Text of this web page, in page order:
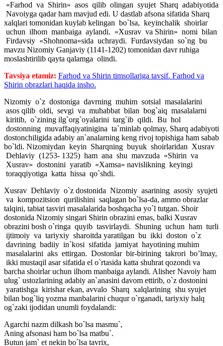
«Farhod va Shirin» asos qilib olingan syujet Sharq adabiyotida
Navoiyga qadar ham mavjud edi. U dastlab afsona sifatida Sharq
xalqlari tomonidan kuylab kelingan bo`lsa, keyinchalik shoirlar
uchun ilhom manbaiga aylandi. «Xusrav va Shirin» nomi bilan
Firdavsiy «Shohnoma»sida uchraydi. Furdavsiydan so`ng bu
mavzu Nizomiy Ganjaviy (1141-1202) tomonidan davr ruhiga
moslashtirilib qayta qalamga olindi.
Tavsiya etamiz: Farhod va Shirin timsollariga tavsif. Farhod va
Shirin obrazlari haqida insho.
Nizomiy o`z dostoniga davrning muhim sotsial masalalarini
asos qilib oldi, sevgi va muhabbat bilan bog`aiq masalalarni
kiritib, o`zining ilg`org`oyalarini targ`ib qildi. Bu hol
dostonning muvaffaqiyatinigina ta`minlab qolmay, Sharq adabiyoti
dostonchiligida adabiy an`analarning keng rivoj topishiga ham sabab
bo`ldi. Nizomiydan keyin Sharqning buyuk shoirlaridan Xusrav
Dehlaviy (1253- 1325) ham ana shu mavzuda «Shirin va
Xusrav» dostonini yaratib «Xamsa» navislikning keyingi
toraqqiyotiga katta hissa qo`shdi.
Xusrav Dehlaviy o`z dostonida Nizomiy asarining asosiy syujeti
va kompozitsion qurilishini saqlagan bo`lsa-da, ammo obrazlar
talqini, tabiat tasviri masalalarida boshqacha yo`l tutgan. Shoir
dostonida Nizomiy singari Shirin obrazini emas, balki Xusrav
obrazini bosh o`ringa quyib tasvirlaydi. Shuning uchun ham turli
ijtimoiy va tariyxiy sharoitda yaratilgan bu ikki doston o`z
davrining badiiy in`kosi sifatida jamiyat hayotining muhim
masalalarini aks ettirgan. Dostonlar bir-birining takrori bo’lmay,
ikki mustaqil asar sifatida el o`rtasida katta shuhrat qozondi va
barcha shoirlar uchun ilhom manbaiga aylandi. Alisher Navoiy ham
ulug` ustozlarining adabiy an`anasini davom ettirib, o`z dostonini
yaratishga kirishar ekan, avvalo Sharq xalqlarining shu syujet
bilan bog`liq yozma manbalarini chuqur o`rganadi, tariyxiy halq
og`zaki ijodidan unumli foydalandi:
Agarchi nazm dilkash bo`lsa masmu`,
Aning afsonasi ham bo`lsa matbu`.
Butun jam` et nekin bo`lsa tavrix,